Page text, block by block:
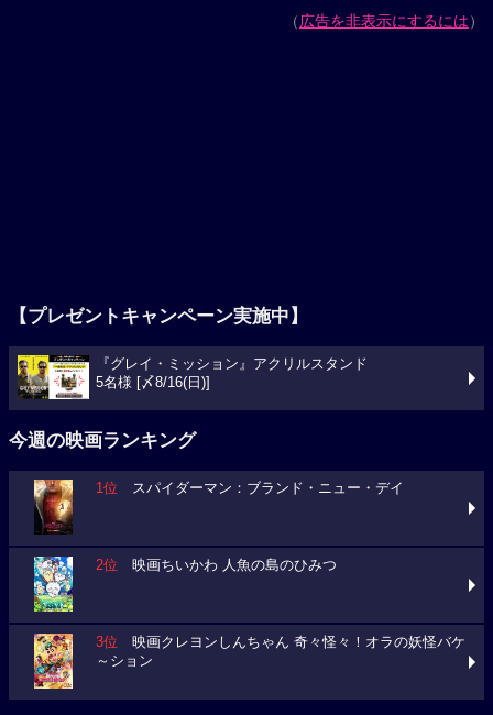
（広告を非表示にするには）
【プレゼントキャンペーン実施中】
『グレイ・ミッション』アクリルスタンド
5名様 [〆8/16(日)]
今週の映画ランキング
1位 スパイダーマン：ブランド・ニュー・デイ
2位 映画ちいかわ 人魚の島のひみつ
3位 映画クレヨンしんちゃん 奇々怪々！オラの妖怪バケ
～ション